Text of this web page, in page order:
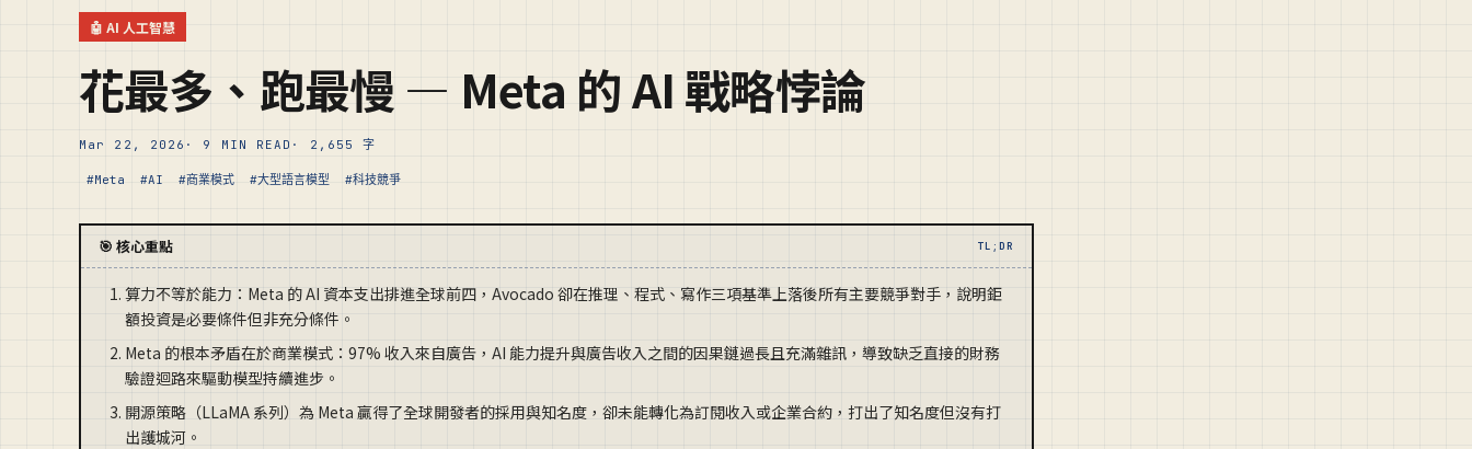
🤖 AI 人工智慧
花最多、跑最慢 — Meta 的 AI 戰略悖論
Mar 22, 2026 · 9 MIN READ · 2,655 字
#Meta #AI #商業模式 #大型語言模型 #科技競爭
🎯 核心重點 TL;DR
算力不等於能力：Meta 的 AI 資本支出排進全球前四，Avocado 卻在推理、程式、寫作三項基準上落後所有主要競爭對手，說明鉅
額投資是必要條件但非充分條件。
Meta 的根本矛盾在於商業模式：97% 收入來自廣告，AI 能力提升與廣告收入之間的因果鏈過長且充滿雜訊，導致缺乏直接的財務
驗證迴路來驅動模型持續進步。
開源策略（LLaMA 系列）為 Meta 贏得了全球開發者的採用與知名度，卻未能轉化為訂閱收入或企業合約，打出了知名度但沒有打
出護城河。